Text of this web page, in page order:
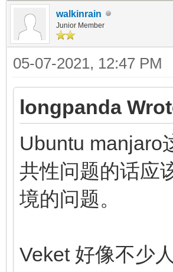
walkinrain
Junior Member
05-07-2021, 12:47 PM
longpanda
Ubuntu manjaro
共性问题的话应
境的问题。
Veket 好像不少